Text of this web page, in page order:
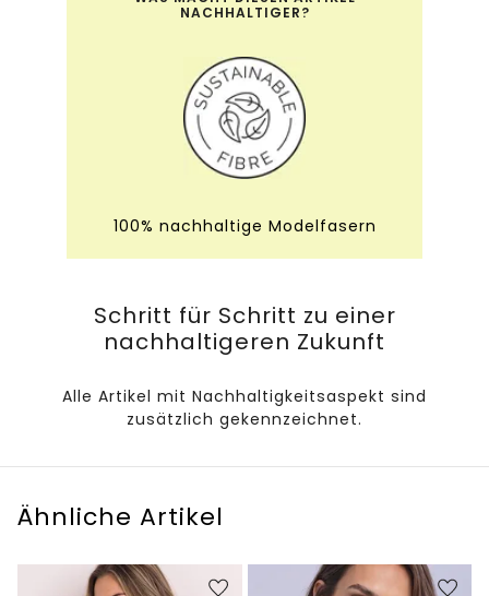
NACHHALTIGER?
100% nachhaltige Modelfasern
Schritt für Schritt zu einer
nachhaltigeren Zukunft
Alle Artikel mit Nachhaltigkeitsaspekt sind
zusätzlich gekennzeichnet.
Ähnliche Artikel